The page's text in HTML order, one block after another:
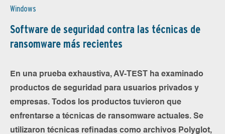
Windows
Software de seguridad contra las técnicas de
ransomware más recientes
En una prueba exhaustiva, AV-TEST ha examinado
productos de seguridad para usuarios privados y
empresas. Todos los productos tuvieron que
enfrentarse a técnicas de ransomware actuales. Se
utilizaron técnicas refinadas como archivos Polyglot,